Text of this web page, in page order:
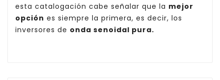
esta catalogación cabe señalar que la mejor
opción es siempre la primera, es decir, los
inversores de onda senoidal pura.